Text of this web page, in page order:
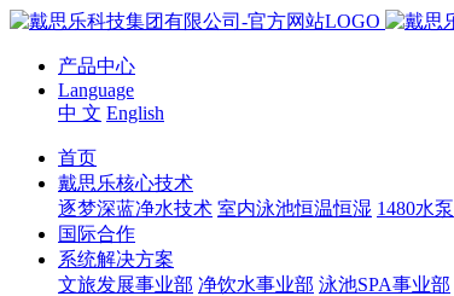
产品中心
Language
中 文 English
首页
戴思乐核心技术
逐梦深蓝净水技术 室内泳池恒温恒湿 1480水泵
国际合作
系统解决方案
文旅发展事业部 净饮水事业部 泳池SPA事业部